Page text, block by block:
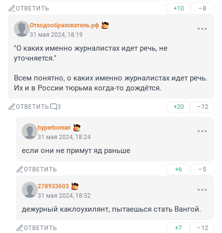
ОТВЕТИТЬ +10 –8
Отходообразователь.рф
31 мая 2024, 18:19
"О каких именно журналистах идет речь, не
уточняется."
Всем понятно, о каких именно журналистах идет речь.
Их и в России тюрьма когда-то дождётся.
ОТВЕТИТЬ 3 +20 –12
hyperborean
31 мая 2024, 18:24
если они не примут яд раньше
ОТВЕТИТЬ +6 –5
278933603
31 мая 2024, 18:52
дежурный каклоухилянт, пытаешься стать Вангой.
ОТВЕТИТЬ +7 –12